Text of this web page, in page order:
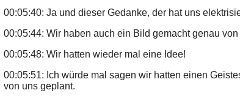
00:05:40: Ja und dieser Gedanke, der hat uns
00:05:44: Wir haben auch ein Bild gemacht genau
00:05:48: Wir hatten wieder mal eine Idee!
00:05:51: Ich würde mal sagen wir hatten einen
von uns geplant.